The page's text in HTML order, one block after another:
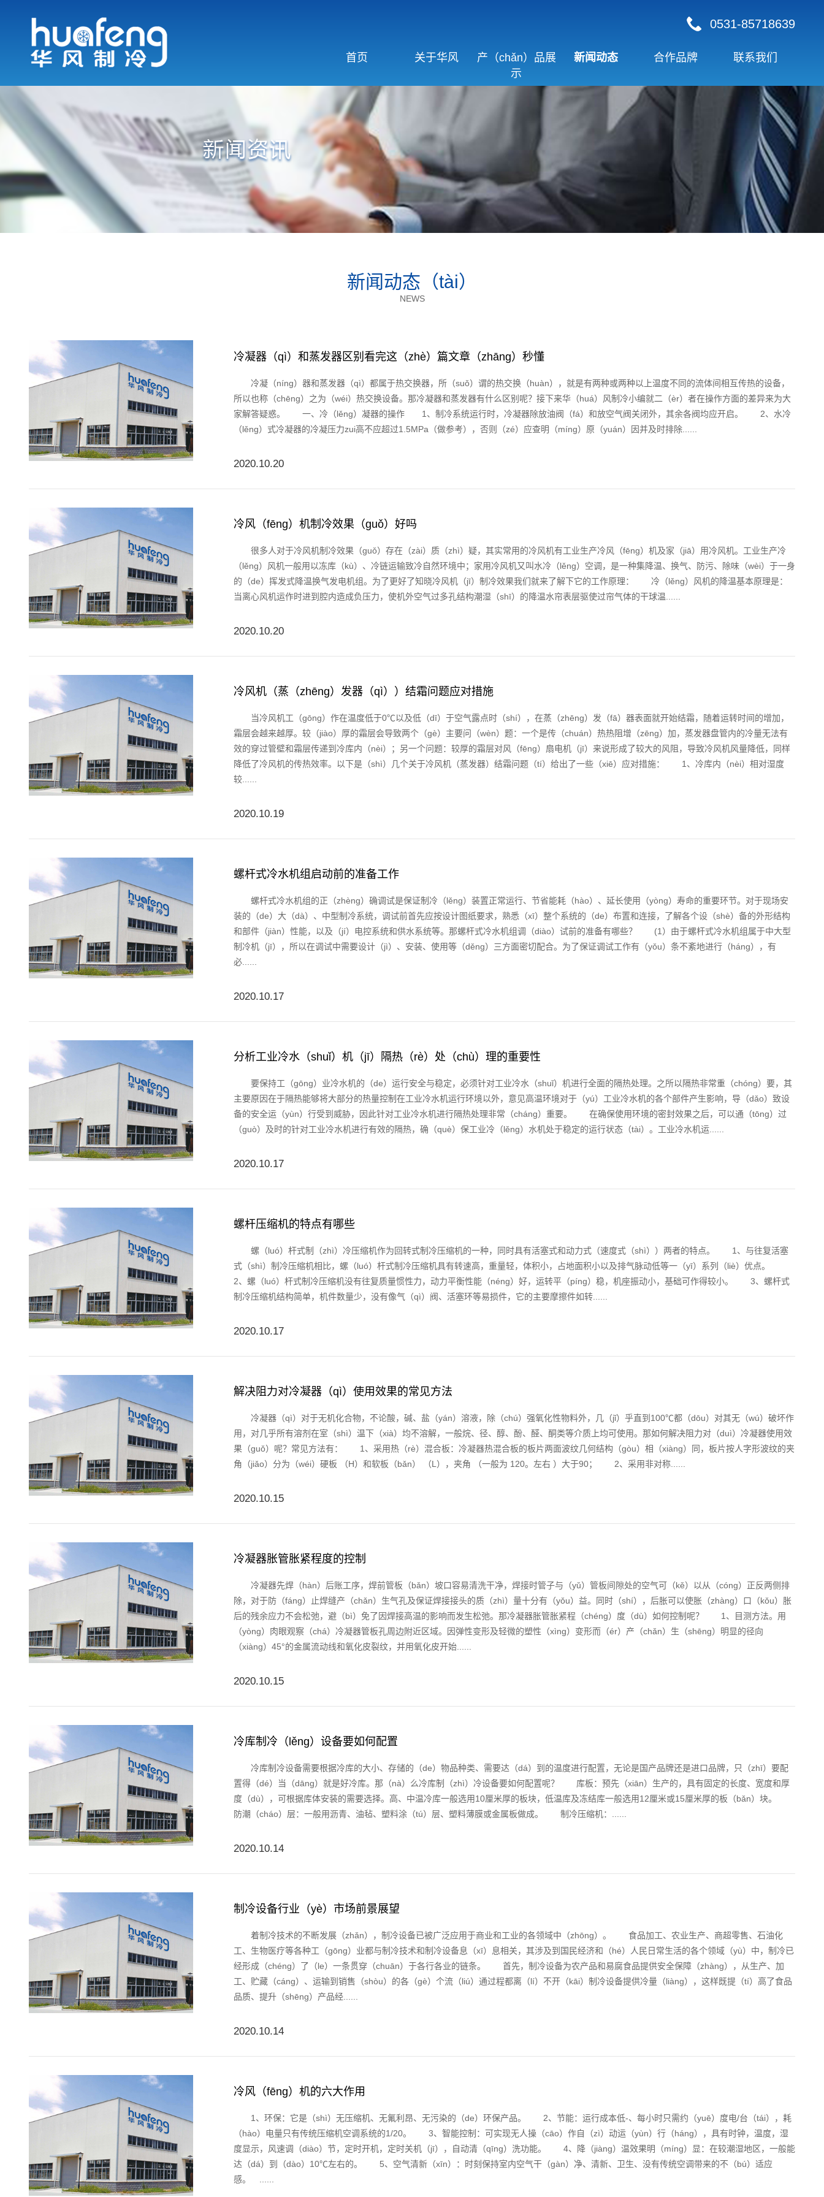
0531-85718639
首页 关于华风
产（chǎn）品展
示
新闻动态 合作品牌 联系我们
新闻动态（tài）
NEWS
冷凝器（qì）和蒸发器区别看完这（zhè）篇文章（zhāng）秒懂
冷凝（níng）器和蒸发器（qì）都属于热交换器，所（suǒ）谓的热交换（huàn），就是有两种或两种以上温度不同的流体间相互传热的设备，
所以也称（chēng）之为（wéi）热交换设备。那冷凝器和蒸发器有什么区别呢？接下来华（huá）风制冷小编就二（èr）者在操作方面的差异来为大
家解答疑惑。 一、冷（lěng）凝器的操作 1、制冷系统运行时，冷凝器除放油阀（fá）和放空气阀关闭外，其余各阀均应开启。 2、水冷
（lěng）式冷凝器的冷凝压力zui高不应超过1.5MPa（做参考），否则（zé）应查明（míng）原（yuán）因并及时排除......
2020.10.20
冷风（fēng）机制冷效果（guǒ）好吗
很多人对于冷风机制冷效果（guǒ）存在（zài）质（zhì）疑，其实常用的冷风机有工业生产冷风（fēng）机及家（jiā）用冷风机。工业生产冷
（lěng）风机一般用以冻库（kù）、冷链运输致冷自然环境中；家用冷风机又叫水冷（lěng）空调，是一种集降温、换气、防污、除味（wèi）于一身
的（de）挥发式降温换气发电机组。为了更好了知晓冷风机（jī）制冷效果我们就来了解下它的工作原理： 冷（lěng）风机的降温基本原理是：
当离心风机运作时进到腔内造成负压力，使机外空气过多孔结构潮湿（shī）的降温水帘表层驱使过帘气体的干球温......
2020.10.20
冷风机（蒸（zhēng）发器（qì））结霜问题应对措施
当冷风机工（gōng）作在温度低于0℃以及低（dī）于空气露点时（shí），在蒸（zhēng）发（fā）器表面就开始结霜，随着运转时间的增加，
霜层会越来越厚。较（jiào）厚的霜层会导致两个（gè）主要问（wèn）题：一个是传（chuán）热热阻增（zēng）加，蒸发器盘管内的冷量无法有
效的穿过管壁和霜层传递到冷库内（nèi）；另一个问题：较厚的霜层对风（fēng）扇电机（jī）来说形成了较大的风阻，导致冷风机风量降低，同样
降低了冷风机的传热效率。以下是（shì）几个关于冷风机（蒸发器）结霜问题（tí）给出了一些（xiē）应对措施： 1、冷库内（nèi）相对湿度
较......
2020.10.19
螺杆式冷水机组启动前的准备工作
螺杆式冷水机组的正（zhèng）确调试是保证制冷（lěng）装置正常运行、节省能耗（hào）、延长使用（yòng）寿命的重要环节。对于现场安
装的（de）大（dà）、中型制冷系统，调试前首先应按设计图纸要求，熟悉（xī）整个系统的（de）布置和连接，了解各个设（shè）备的外形结构
和部件（jiàn）性能，以及（jí）电控系统和供水系统等。那螺杆式冷水机组调（diào）试前的准备有哪些？ (1）由于螺杆式冷水机组属于中大型
制冷机（jī），所以在调试中需要设计（jì）、安装、使用等（děng）三方面密切配合。为了保证调试工作有（yǒu）条不紊地进行（háng），有
必......
2020.10.17
分析工业冷水（shuǐ）机（jī）隔热（rè）处（chù）理的重要性
要保持工（gōng）业冷水机的（de）运行安全与稳定，必须针对工业冷水（shuǐ）机进行全面的隔热处理。之所以隔热非常重（chóng）要，其
主要原因在于隔热能够将大部分的热量控制在工业冷水机运行环境以外，意见高温环境对于（yú）工业冷水机的各个部件产生影响，导（dǎo）致设
备的安全运（yùn）行受到威胁，因此针对工业冷水机进行隔热处理非常（cháng）重要。 在确保使用环境的密封效果之后，可以通（tōng）过
（guò）及时的针对工业冷水机进行有效的隔热，确（què）保工业冷（lěng）水机处于稳定的运行状态（tài）。工业冷水机运......
2020.10.17
螺杆压缩机的特点有哪些
螺（luó）杆式制（zhì）冷压缩机作为回转式制冷压缩机的一种，同时具有活塞式和动力式（速度式（shì））两者的特点。 1、与往复活塞
式（shì）制冷压缩机相比，螺（luó）杆式制冷压缩机具有转速高，重量轻，体积小，占地面积小以及排气脉动低等一（yī）系列（liè）优点。
2、螺（luó）杆式制冷压缩机没有往复质量惯性力，动力平衡性能（néng）好，运转平（píng）稳，机座振动小，基础可作得较小。 3、螺杆式
制冷压缩机结构简单，机件数量少，没有像气（qì）阀、活塞环等易损件，它的主要摩擦件如转......
2020.10.17
解决阻力对冷凝器（qì）使用效果的常见方法
冷凝器（qì）对于无机化合物，不论酸，碱、盐（yán）溶液，除（chú）强氧化性物料外，几（jǐ）乎直到100℃都（dōu）对其无（wú）破坏作
用，对几乎所有溶剂在室（shì）温下（xià）均不溶解，一般烷、径、醇、酚、醛、酮类等介质上均可使用。那如何解决阻力对（duì）冷凝器使用效
果（guǒ）呢？常见方法有： 1、采用热（rè）混合板：冷凝器热混合板的板片两面波纹几何结构（gòu）相（xiàng）同，板片按人字形波纹的夹
角（jiǎo）分为（wéi）硬板 （H）和软板（bǎn） （L），夹角 （一般为 120。左右 ）大于90； 2、采用非对称......
2020.10.15
冷凝器胀管胀紧程度的控制
冷凝器先焊（hàn）后账工序，焊前管板（bǎn）坡口容易清洗干净，焊接时管子与（yǔ）管板间隙处的空气可（kě）以从（cóng）正反两侧排
除，对于防（fáng）止焊缝产（chǎn）生气孔及保证焊接接头的质（zhì）量十分有（yǒu）益。同时（shí），后胀可以使胀（zhàng）口（kǒu）胀
后的残余应力不会松弛，避（bì）免了因焊接高温的影响而发生松弛。那冷凝器胀管胀紧程（chéng）度（dù）如何控制呢？ 1、目测方法。用
（yòng）肉眼观察（chá）冷凝器管板孔周边附近区域。因弹性变形及轻微的塑性（xìng）变形而（ér）产（chǎn）生（shēng）明显的径向
（xiàng）45°的金属流动线和氧化皮裂纹，并用氧化皮开始......
2020.10.15
冷库制冷（lěng）设备要如何配置
冷库制冷设备需要根据冷库的大小、存储的（de）物品种类、需要达（dá）到的温度进行配置，无论是国产品牌还是进口品牌，只（zhī）要配
置得（dé）当（dāng）就是好冷库。那（nà）么冷库制（zhì）冷设备要如何配置呢？ 库板：预先（xiān）生产的，具有固定的长度、宽度和厚
度（dù），可根据库体安装的需要选择。高、中温冷库一般选用10厘米厚的板块，低温库及冻结库一般选用12厘米或15厘米厚的板（bǎn）块。
防潮（cháo）层：一般用沥青、油毡、塑料涂（tú）层、塑料薄膜或金属板做成。 制冷压缩机：......
2020.10.14
制冷设备行业（yè）市场前景展望
着制冷技术的不断发展（zhǎn），制冷设备已被广泛应用于商业和工业的各领域中（zhōng）。 食品加工、农业生产、商超零售、石油化
工、生物医疗等各种工（gōng）业都与制冷技术和制冷设备息（xī）息相关，其涉及到国民经济和（hé）人民日常生活的各个领域（yù）中，制冷已
经形成（chéng）了（le）一条贯穿（chuān）于各行各业的链条。 首先，制冷设备为农产品和易腐食品提供安全保障（zhàng），从生产、加
工、贮藏（cáng）、运输到销售（shòu）的各（gè）个流（liú）通过程都离（lí）不开（kāi）制冷设备提供冷量（liàng），这样既提（tí）高了食品
品质、提升（shēng）产品经......
2020.10.14
冷风（fēng）机的六大作用
1、环保：它是（shì）无压缩机、无氟利昂、无污染的（de）环保产品。 2、节能：运行成本低-、每小时只需约（yuē）度电/台（tái），耗
（hào）电量只有传统压缩机空调系统的1/20。 3、智能控制：可实现无人操（cāo）作自（zì）动运（yùn）行（háng），具有时钟，温度，湿
度显示，风速调（diào）节，定时开机，定时关机（jī），自动清（qīng）洗功能。 4、降（jiàng）温效果明（míng）显：在较潮湿地区，一般能
达（dá）到（dào）10℃左右的。 5、空气清新（xīn）：时刻保持室内空气干（gàn）净、清新、卫生、没有传统空调带来的不（bú）适应
感。 ......